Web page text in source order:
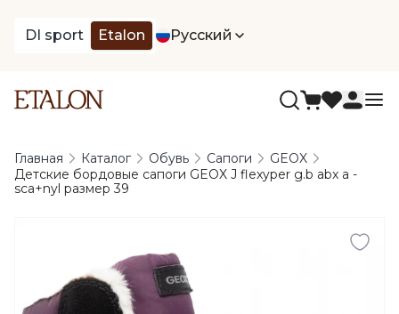
DI sport Etalon Русский
Главная Каталог Обувь Сапоги
GEOX
Детские бордовые сапоги GEOX J flexyper g.b abx a -
sca+nyl размер 39